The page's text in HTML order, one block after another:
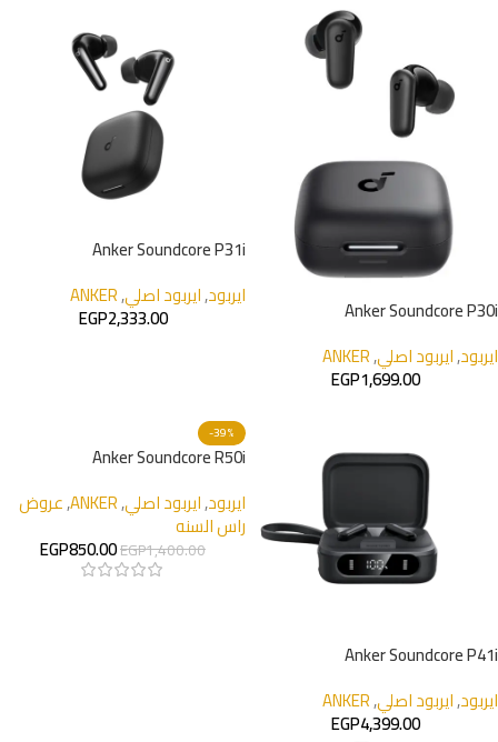
Anker Soundcore P30i
ايربود,ايربود اصلي,
ANKER
EGP1,699.00
Anker Soundcore P31i
ايربود,ايربود اصلي,
ANKER
EGP2,333.00
Anker Soundcore P41i
ايربود,ايربود اصلي,
ANKER
EGP4,399.00
-39%
Anker Soundcore R50i
ايربود,ايربود اصلي,
ANKER
,عروض
راس السنه
EGP1,400.00
EGP850.00